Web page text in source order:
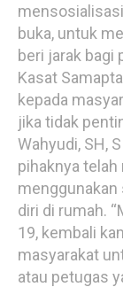
buka, untuk
beri jarak bagi
Kasat
kepada
jika tidak
Wahyudi, SH,
pihaknya
menggunakan
diri di rumah.
19, kembali
masyarakat
atau petugas